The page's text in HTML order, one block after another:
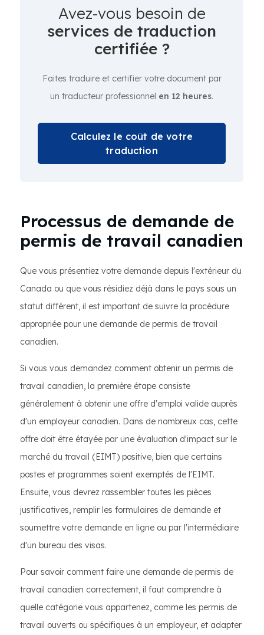
Avez-vous besoin de
services de traduction
certifiée ?
Faites traduire et certifier votre document par
un traducteur professionnel en 12 heures.
Calculez le coût de votre
traduction
Processus de demande de
permis de travail canadien
Que vous présentiez votre demande depuis l'extérieur du
Canada ou que vous résidiez déjà dans le pays sous un
statut différent, il est important de suivre la procédure
appropriée pour une demande de permis de travail
canadien.
Si vous vous demandez comment obtenir un permis de
travail canadien, la première étape consiste
généralement à obtenir une offre d'emploi valide auprès
d'un employeur canadien. Dans de nombreux cas, cette
offre doit être étayée par une évaluation d'impact sur le
marché du travail (EIMT) positive, bien que certains
postes et programmes soient exemptés de l'EIMT.
Ensuite, vous devrez rassembler toutes les pièces
justificatives, remplir les formulaires de demande et
soumettre votre demande en ligne ou par l'intermédiaire
d'un bureau des visas.
Pour savoir comment faire une demande de permis de
travail canadien correctement, il faut comprendre à
quelle catégorie vous appartenez, comme les permis de
travail ouverts ou spécifiques à un employeur, et adapter